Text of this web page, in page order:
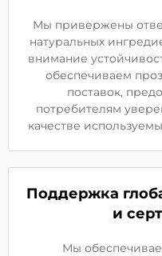
Мы привержены
натуральных
внимание
обеспечиваем
поставок,
потребителям
качестве
Поддержка
и
Мы